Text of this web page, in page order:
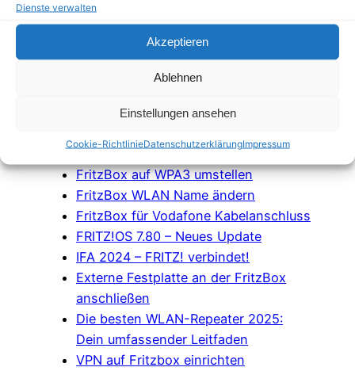
Dienste verwalten
Akzeptieren
Ablehnen
Einstellungen ansehen
Cookie-RichtlinieDatenschutzerklärungImpressum
Was ist Supervectoring? Eine einfache
Erklärung
Wie kann man iPhone mit Fritzbox
verbinden? Schritt für Schritt
FritzBox 7490 WLAN Funknetz
FritzBox 5GHz aktivieren
FritzBox auf WPA3 umstellen
FritzBox WLAN Name ändern
FritzBox für Vodafone Kabelanschluss
FRITZ!OS 7.80 – Neues Update
IFA 2024 – FRITZ! verbindet!
Externe Festplatte an der FritzBox
anschließen
Die besten WLAN-Repeater 2025:
Dein umfassender Leitfaden
VPN auf Fritzbox einrichten